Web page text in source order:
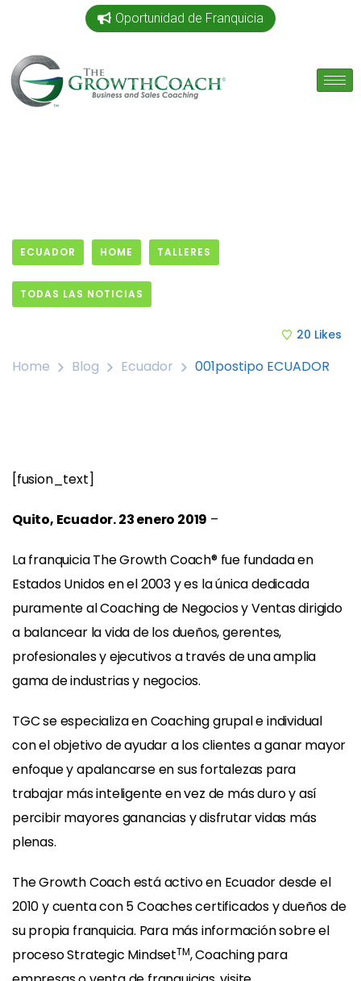
Oportunidad de Franquicia
ECUADOR HOME TALLERES
TODAS LAS NOTICIAS
20 Likes
Home Blog Ecuador 001postipo ECUADOR
[fusion_text]
Quito, Ecuador. 23 enero 2019 –
La franquicia The Growth Coach® fue fundada en
Estados Unidos en el 2003 y es la única dedicada
puramente al Coaching de Negocios y Ventas dirigido
a balancear la vida de los dueños, gerentes,
profesionales y ejecutivos a través de una amplia
gama de industrias y negocios.
TGC se especializa en Coaching grupal e individual
con el objetivo de ayudar a los clientes a ganar mayor
enfoque y apalancarse en sus fortalezas para
trabajar más inteligente en vez de más duro y así
percibir mayores ganancias y disfrutar vidas más
plenas.
The Growth Coach está activo en Ecuador desde el
2010 y cuenta con 5 Coaches certificados y dueños de
su propia franquicia. Para más información sobre el
proceso Strategic MindsetTM, Coaching para